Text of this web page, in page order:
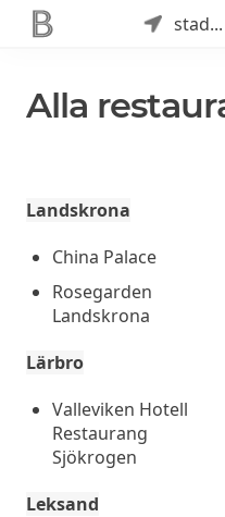
stad...
Alla
Landskrona
China Palace
Rosegarden
Landskrona
Lärbro
Valleviken Hotell
Restaurang
Sjökrogen
Leksand